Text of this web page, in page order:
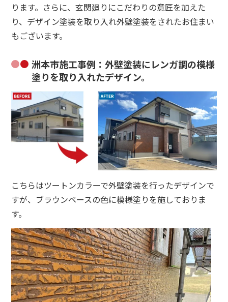
ります。さらに、玄関廻りにこだわりの意匠を加えた
り、デザイン塗装を取り入れ外壁塗装をされたお住まい
もございます。
洲本市施工事例：外壁塗装にレンガ調の模様
塗りを取り入れたデザイン。
こちらはツートンカラーで外壁塗装を行ったデザインで
すが、ブラウンベースの色に模様塗りを施しておりま
す。